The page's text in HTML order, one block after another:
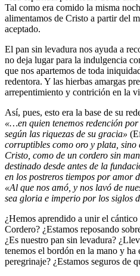
Tal como era comido la misma
alimentamos de Cristo a partir del
aceptado.
El pan sin levadura nos ayuda a
no deja lugar para la indulgencia
que nos apartemos de toda
redentora. Y las hierbas amargas
arrepentimiento y contrición en la
Así, pues, esto era la base de su
«…en quien tenemos redención
según las riquezas de su gracia»
corruptibles como oro y plata, sino
Cristo, como de un cordero sin
destinado desde antes de la
en los postreros tiempos por amor
«Al que nos amó, y nos lavó de
sea gloria e imperio por los siglos
¿Hemos aprendido a unir el
Cordero? ¿Estamos reposando
¿Es nuestro pan sin levadura?
tenemos el bordón en la mano y ha
peregrinaje? ¿Estamos seguros de